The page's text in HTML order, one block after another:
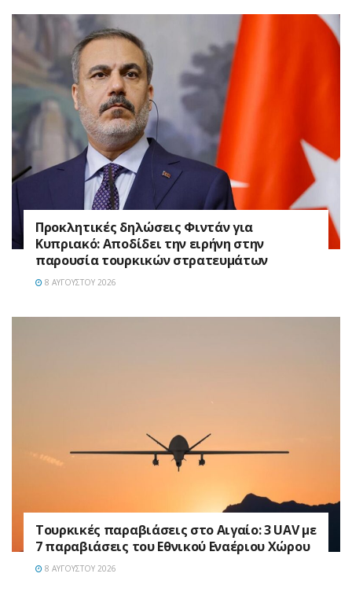
Προκλητικές δηλώσεις Φιντάν για
Κυπριακό: Αποδίδει την ειρήνη στην
παρουσία τουρκικών στρατευμάτων
8 ΑΥΓΟΎΣΤΟΥ 2026
Τουρκικές παραβιάσεις στο Αιγαίο: 3 UAV με
7 παραβιάσεις του Εθνικού Εναέριου Χώρου
8 ΑΥΓΟΎΣΤΟΥ 2026